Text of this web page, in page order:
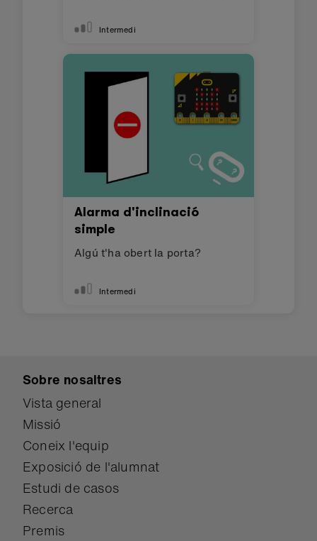
Intermedi
Alarma d'inclinació
simple
Algú t'ha obert la porta?
Intermedi
Sobre nosaltres
Vista general
Missió
Coneix l'equip
Exposició de l'alumnat
Estudi de casos
Recerca
Premis